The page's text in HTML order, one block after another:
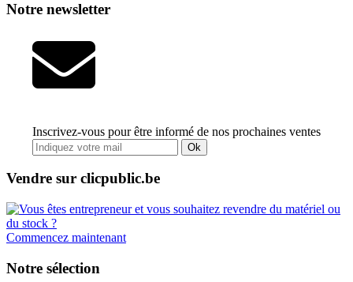
Notre newsletter
Inscrivez-vous pour être informé de nos prochaines ventes
Ok
Vendre sur clicpublic.be
Commencez maintenant
Notre sélection